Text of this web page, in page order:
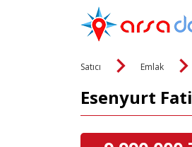
Satıcı Emlak
Esenyurt